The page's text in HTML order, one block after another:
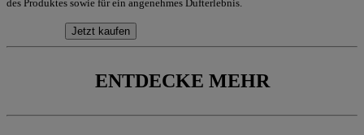
des Produktes sowie für ein angenehmes Dufterlebnis.
Jetzt kaufen
ENTDECKE MEHR